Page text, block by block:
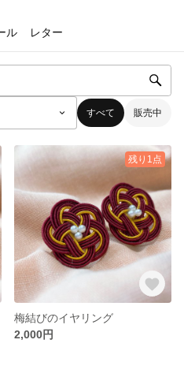
ル レター
すべて 販売中
残り1点
梅結びのイヤリング
2,000円